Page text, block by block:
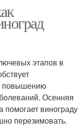
этапов в
повышению
Осенняя
помогает винограду
перезимовать.